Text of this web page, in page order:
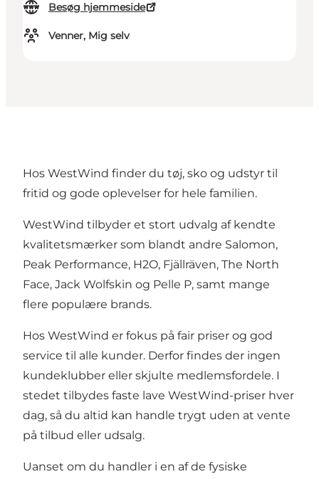
Besøg hjemmeside
Venner, Mig selv
Hos WestWind finder du tøj, sko og udstyr til
fritid og gode oplevelser for hele familien.
WestWind tilbyder et stort udvalg af kendte
kvalitetsmærker som blandt andre Salomon,
Peak Performance, H2O, Fjällräven, The North
Face, Jack Wolfskin og Pelle P, samt mange
flere populære brands.
Hos WestWind er fokus på fair priser og god
service til alle kunder. Derfor findes der ingen
kundeklubber eller skjulte medlemsfordele. I
stedet tilbydes faste lave WestWind-priser hver
dag, så du altid kan handle trygt uden at vente
på tilbud eller udsalg.
Uanset om du handler i en af de fysiske